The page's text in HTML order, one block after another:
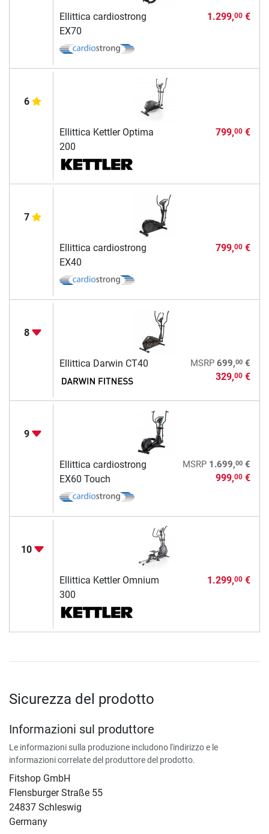
Ellittica cardiostrong
EX70
1.299,00€
6
Ellittica Kettler Optima
200
799,00€
7
Ellittica cardiostrong
EX40
799,00€
8
Ellittica Darwin CT40 MSRP 699,00€
329,00€
9
Ellittica cardiostrong
EX60 Touch
MSRP 1.699,00€
999,00€
10
Ellittica Kettler Omnium
300
1.299,00€
Sicurezza del prodotto
Informazioni sul produttore
Le informazioni sulla produzione includono l'indirizzo e le
informazioni correlate del produttore del prodotto.
Fitshop GmbH
Flensburger Straße 55
24837 Schleswig
Germany